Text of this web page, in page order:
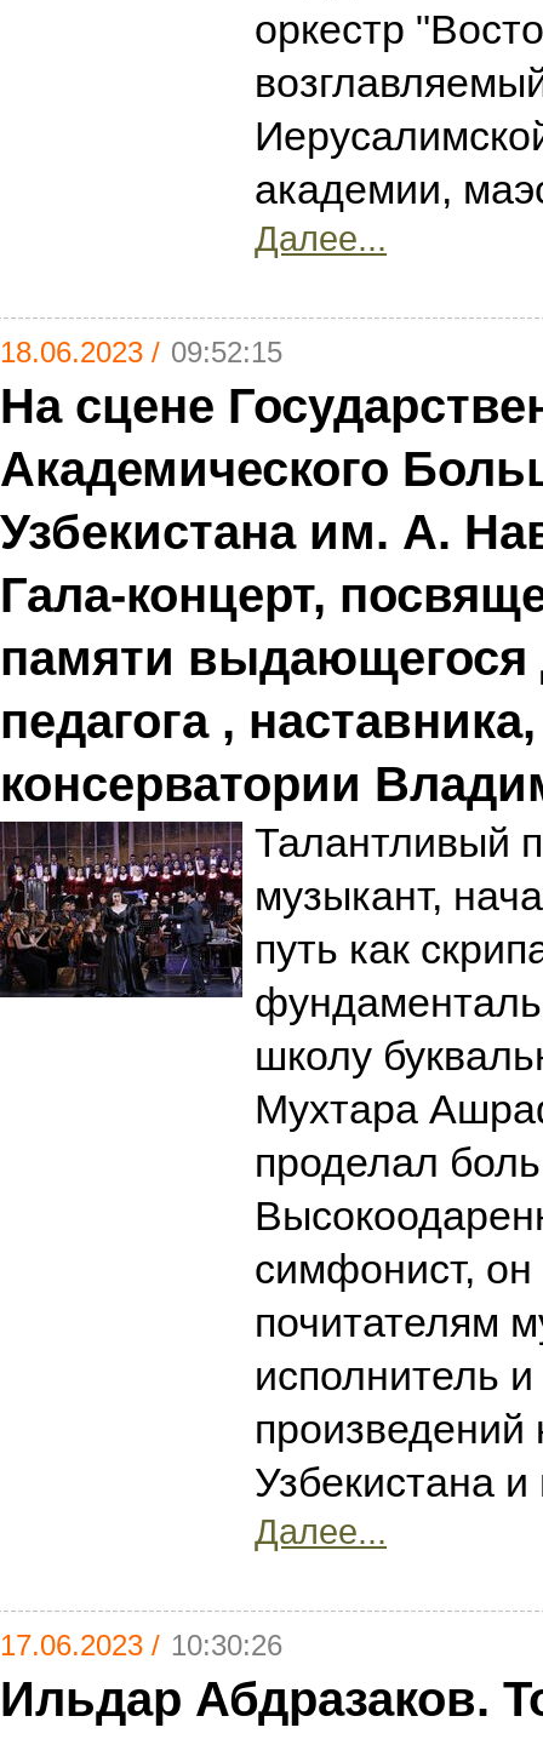
оркестр
академии,
Далее...
18.06.2023 / 09:52:15
На сцене
Академического
Узбекистана им. А.
Гала-концерт,
памяти выдающегося
педагога ,
консерватории
Талантливый
музыкант,
путь как
школу
Мухтара
проделал
симфонист, он
почитателям
исполнитель
произведений
Узбекистана
Далее...
17.06.2023 / 10:30:26
Ильдар Абдразаков.